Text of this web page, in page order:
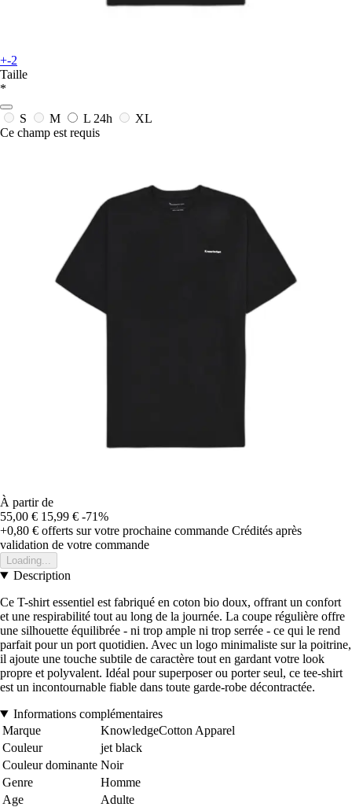
+-2
Taille
*
S M L 24h
XL
Ce champ est requis
À partir de
55,00 € 15,99 € -71%
+0,80 € offerts sur votre prochaine commande Crédités après
validation de votre commande
Loading...
Description
Ce T-shirt essentiel est fabriqué en coton bio doux, offrant un confort
et une respirabilité tout au long de la journée. La coupe régulière offre
une silhouette équilibrée - ni trop ample ni trop serrée - ce qui le rend
parfait pour un port quotidien. Avec un logo minimaliste sur la poitrine,
il ajoute une touche subtile de caractère tout en gardant votre look
propre et polyvalent. Idéal pour superposer ou porter seul, ce tee-shirt
est un incontournable fiable dans toute garde-robe décontractée.
Informations complémentaires
Marque
KnowledgeCotton Apparel
Couleur
jet black
Couleur dominante Noir
Genre
Homme
Age
Adulte